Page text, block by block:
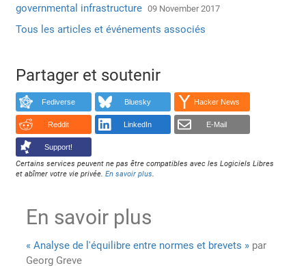
governmental infrastructure 09 November 2017
Tous les articles et événements associés
Partager et soutenir
Fediverse Bluesky Hacker News
Reddit LinkedIn E-Mail
Support!
Certains services peuvent ne pas être compatibles avec les Logiciels Libres
et abîmer votre vie privée.En savoir plus.
En savoir plus
« Analyse de l'équilibre entre normes et brevets » par
Georg Greve